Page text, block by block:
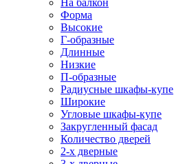
На балкон
Форма
Высокие
Г-образные
Длинные
Низкие
П-образные
Радиусные шкафы-купе
Широкие
Угловые шкафы-купе
Закругленный фасад
Количество дверей
2-х дверные